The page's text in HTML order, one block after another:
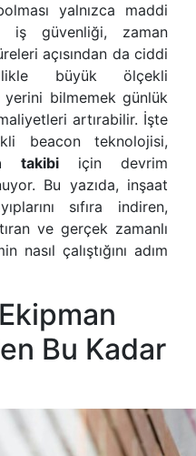
yalnızca maddi
iş güvenliği, zaman
açısından da ciddi
büyük ölçekli
yerini bilmemek günlük
artırabilir. İşte
beacon teknolojisi,
takibiiçin devrim
Bu yazıda, inşaat
sıfıra indiren,
ve gerçek zamanlı
nasıl çalıştığını adım
Bu Kadar